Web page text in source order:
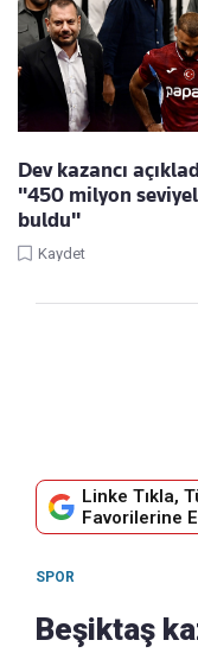
Dev kazancı
"450 milyon
buldu"
Kaydet
Linke Tıkla,
Favorilerine
SPOR
Beşiktaş